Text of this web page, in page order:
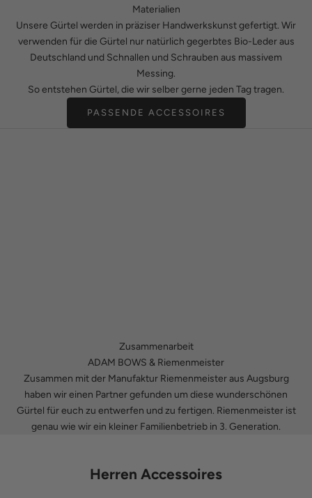
Materialien
Unsere Gürtel werden in präziser Handwerkskunst gefertigt. Wir
verwenden für die Gürtel nur natürlich gegerbtes Bio-Leder aus
Deutschland und Schnallen und Schrauben aus massivem
Messing.
So entstehen Gürtel, die wir selber gerne jeden Tag tragen.
PASSENDE ACCESSOIRES
Zusammenarbeit
ADAM BOWS & Riemenmeister
Zusammen mit der Manufaktur Riemenmeister aus Augsburg
haben wir einen Partner gefunden um diese wunderschönen
Gürtel für euch zu entwerfen und zu fertigen. Riemenmeister ist
genau wie wir ein kleiner Familienbetrieb in 3. Generation.
Herren Accessoires